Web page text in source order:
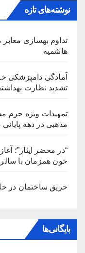
نوشته‌های تازه
تداوم بهسازی
هاشمیه
آمادگی دامپزشکی
تشدید نظارت
تمهیدات ویژه حرم
مذهبی در دهه
“در محضر ایثار”؛
خون همزمان با
حریق ساختمان در
بایگانی‌ها